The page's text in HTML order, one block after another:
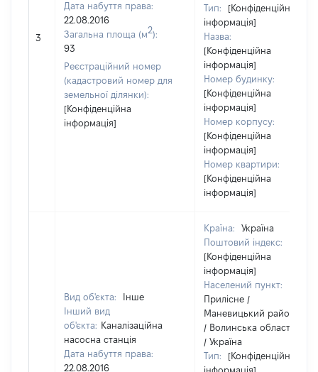
3
Дата набуття права:
22.08.2016
Загальна площа (м2):
93
Реєстраційний номер
(кадастровий номер для
земельної ділянки):
[Конфіденційна
інформація]
Тип:
[Конфіденційна
інформація]
Назва:
[Конфіденційна
інформація]
Номер будинку:
[Конфіденційна
інформація]
Номер корпусу:
[Конфіденційна
інформація]
Номер квартири:
[Конфіденційна
інформація]
Вид об'єкта:
Інше
Інший вид
об'єкта: Каналізаційна
насосна станція
Дата набуття права:
22.08.2016
Країна:
Україна
Поштовий індекс:
[Конфіденційна
інформація]
Населений пункт:
Прилісне /
Маневицький район
/ Волинська область
/ Україна
Тип:
[Конфіденційна
інформація]